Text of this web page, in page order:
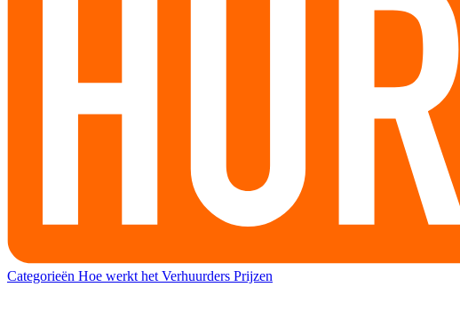
Categorieën Hoe werkt het Verhuurders Prijzen